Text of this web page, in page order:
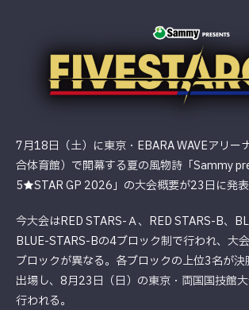
7月18日（土）に東京・EBARA WAVEアリー
合体育館）で開幕する夏の風物詩「Sammy
5★STAR GP 2026」の大会概要が23日に発表
今大会はRED STARS-Ａ、RED STARS-B、
BLUE-STARS-Bの4ブロック制で行われ、大
ブロックが異なる。各ブロックの上位3名が決
出場し、8月23日（日）の東京・両国国技館
行われる。